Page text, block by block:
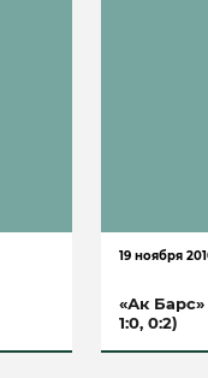
19 ноября
«Ак Барс»
1:0, 0:2)